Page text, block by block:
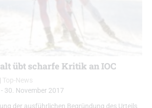
übt scharfe Kritik an IOC
| Top-News
- 30. November 2017